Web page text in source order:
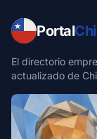
Portal
El directorio
actualizado de